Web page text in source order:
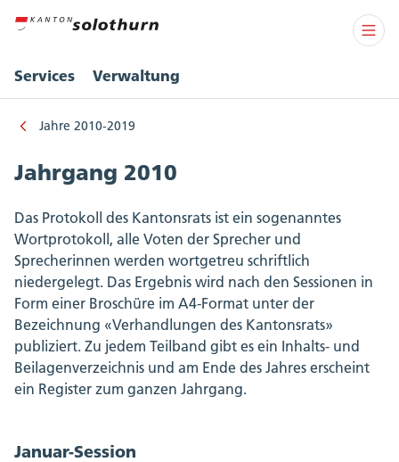
Services Verwaltung
Jahre 2010-2019
Jahrgang 2010
Das Protokoll des Kantonsrats ist ein sogenanntes
Wortprotokoll, alle Voten der Sprecher und
Sprecherinnen werden wortgetreu schriftlich
niedergelegt. Das Ergebnis wird nach den Sessionen in
Form einer Broschüre im A4-Format unter der
Bezeichnung «Verhandlungen des Kantonsrats»
publiziert. Zu jedem Teilband gibt es ein Inhalts- und
Beilagenverzeichnis und am Ende des Jahres erscheint
ein Register zum ganzen Jahrgang.
Januar-Session